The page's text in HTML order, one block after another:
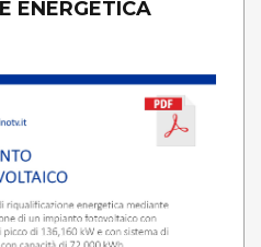
ENERGETICA